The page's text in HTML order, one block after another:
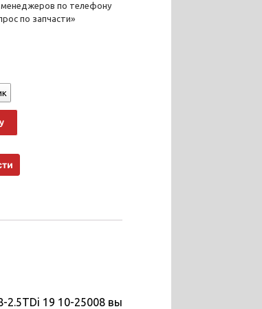
менеджеров по телефону
по запчасти»
2.5TDi 19 10-25008 вы